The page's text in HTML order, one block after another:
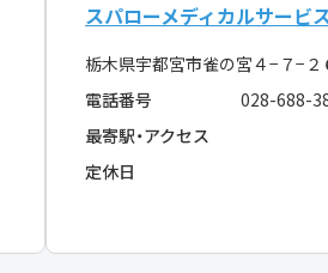
スパローメディカルサービ
栃木県宇都宮市雀の宮４−７−２
電話番号
028-688-
最寄駅・アクセス
定休日